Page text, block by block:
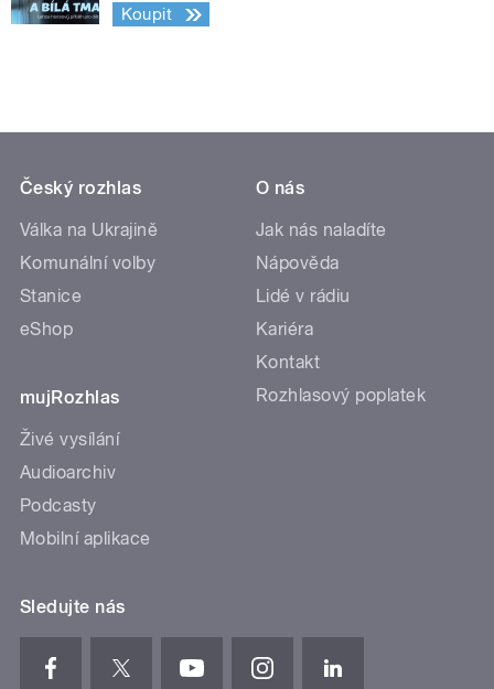
Koupit
Český rozhlas
Válka na Ukrajině
Komunální volby
Stanice
eShop
mujRozhlas
Živé vysílání
Audioarchiv
Podcasty
Mobilní aplikace
O nás
Jak nás naladíte
Nápověda
Lidé v rádiu
Kariéra
Kontakt
Rozhlasový poplatek
Sledujte nás